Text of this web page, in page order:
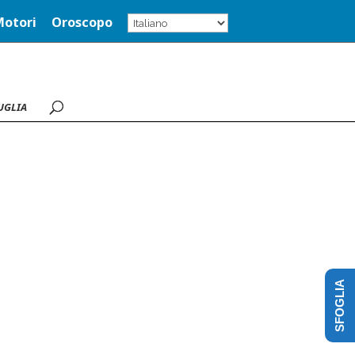
Oroscopo
SFOGLIA